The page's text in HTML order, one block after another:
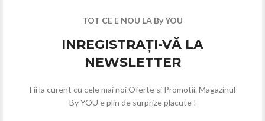
TOT CE E NOU LA By YOU
INREGISTRAȚI-VĂ LA
NEWSLETTER
Fii la curent cu cele mai noi Oferte si Promotii. Magazinul
By YOU e plin de surprize placute !